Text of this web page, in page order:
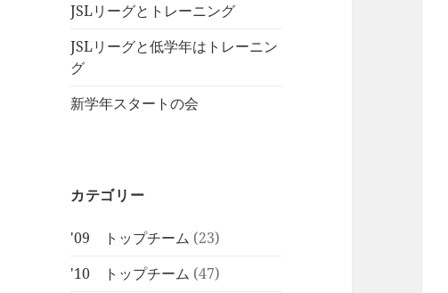
JSLリーグとトレーニング
JSLリーグと低学年はトレーニン
グ
新学年スタートの会
カテゴリー
'09 トップチーム (23)
'10 トップチーム (47)